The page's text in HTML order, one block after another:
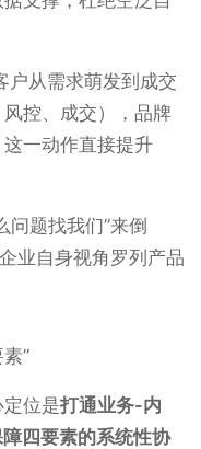
户从需求萌发到成交
控、成交），品牌
一动作直接提升
问题找我们”来倒
业自身视角罗列产品
”
定位是打通业务-内
四要素的系统性协